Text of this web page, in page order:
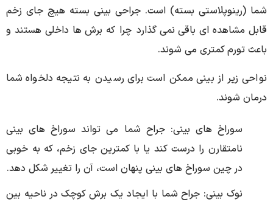
شما (رینوپلاستی بسته) است. جراحی بینی بسته هیچ جای زخم
قابل مشاهده ای باقی نمی گذارد چرا که برش ها داخلی هستند و
باعث تورم کمتری می شوند.
نواحی زیر از بینی ممکن است برای رسیدن به نتیجه دلخواه شما
درمان شوند.
سوراخ ‌های بینی: جراح شما می ‌تواند سوراخ ‌های بینی
نامتقارن را درست کند یا با کمترین جای زخم، که به خوبی
در چین سوراخ‌ های بینی پنهان است، آن را تغییر شکل دهد.
نوک بینی: جراح شما با ایجاد یک برش کوچک در ناحیه بین